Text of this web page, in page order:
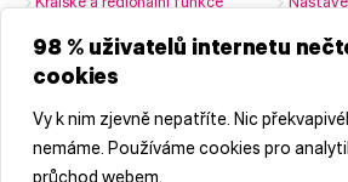
98 % uživatelů internetu
cookies
Vy k nim zjevně nepatříte. Nic
nemáme. Používáme cookies pro
Naši partneři